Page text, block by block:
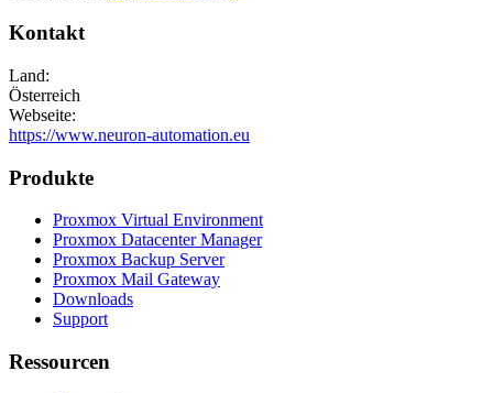
Kontakt
Land:
Österreich
Webseite:
https://www.neuron-automation.eu
Produkte
Proxmox Virtual Environment
Proxmox Datacenter Manager
Proxmox Backup Server
Proxmox Mail Gateway
Downloads
Support
Ressourcen